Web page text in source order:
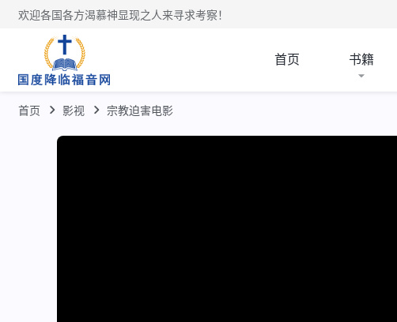
欢迎各国各方渴慕神显现之人来寻求考察！
首页 书籍
首页 影视 宗教迫害电影